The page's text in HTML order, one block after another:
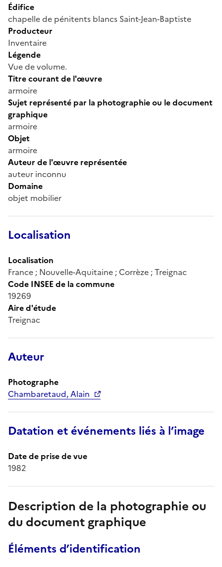
Édifice
chapelle de pénitents blancs Saint-Jean-Baptiste
Producteur
Inventaire
Légende
Vue de volume.
Titre courant de l'œuvre
armoire
Sujet représenté par la photographie ou le document
graphique
armoire
Objet
armoire
Auteur de l'œuvre représentée
auteur inconnu
Domaine
objet mobilier
Localisation
Localisation
France ; Nouvelle-Aquitaine ; Corrèze ; Treignac
Code INSEE de la commune
19269
Aire d'étude
Treignac
Auteur
Photographe
Chambaretaud, Alain
Datation et événements liés à l’image
Date de prise de vue
1982
Description de la photographie ou
du document graphique
Éléments d’identification